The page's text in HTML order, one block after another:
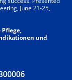
June 21-25,
und